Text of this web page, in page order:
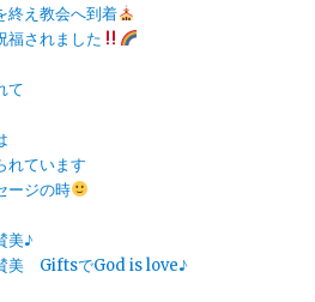
終え教会へ到着
福されました
て
れています
ジの時
美♪
美 GiftsでGod is love♪